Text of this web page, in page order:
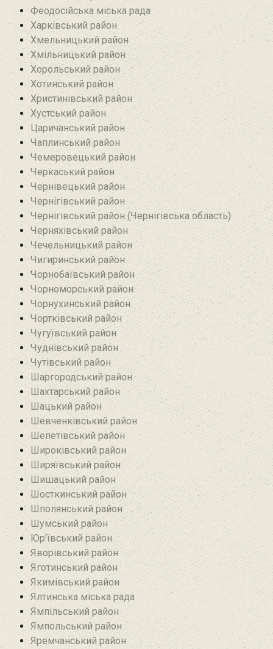
Феодосійська міська рада
Харківський район
Хмельницький район
Хмільницький район
Хорольський район
Хотинський район‎
Христинівський район
Хустський район
Царичанський район
Чаплинський район
Чемеровецький район
Черкаський район
Чернівецький район
Чернігівський район
Чернігівський район (Чернігівська область)
Черняхівський район‎
Чечельницький район
Чигиринський район
Чорнобаївський район
Чорноморський район
Чорнухинський район‎
Чортківський район
Чугуївський район
Чуднівський район
Чутівський район
Шаргородський район
Шахтарський район‎
Шацький район
Шевченківський район
Шепетівський район
Широківський район
Ширяївський район
Шишацький район
Шосткинський район
Шполянський район
Шумський район
Юр’ївський район
Яворівський район
Яготинський район
Якимівський район
Ялтинська міська рада
Ямпільський район
Ямпольський район
Яремчанський район